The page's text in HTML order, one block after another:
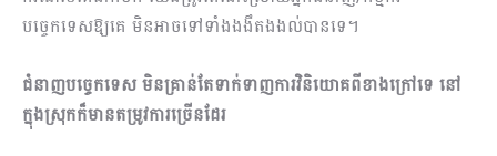
បច្ចេកទេសឱ្យគេ មិនអាចទៅទាំងងងឹតងងល់បានទេ។
ជំនាញបច្ចេកទេស មិនគ្រាន់តែទាក់ទាញការវិនិយោគពីខាងក្រៅទេ នៅ
ក្នុងស្រុកក៏មានតម្រូវការច្រើនដែរ